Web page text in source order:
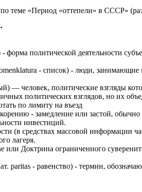
теме «Период «оттепели» в СССР»
- форма политической деятельности
- список) - люди,
— человек, политические взгляды
политических взглядов, но их
по лимиту на въезд
- замедление или застой,
инвестиций.
(в средствах массовой информации
лагеря.
или Доктрина ограниченного
paritas - равенство) - термин,